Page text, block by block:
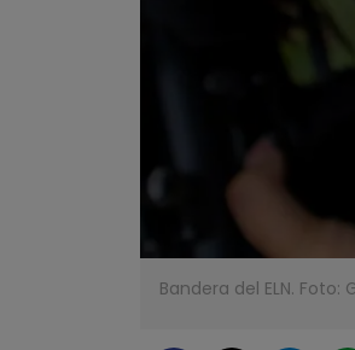
Bandera del ELN. Foto: